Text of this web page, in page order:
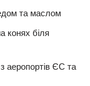
та маслом
конях біля
аеропортів ЄС та